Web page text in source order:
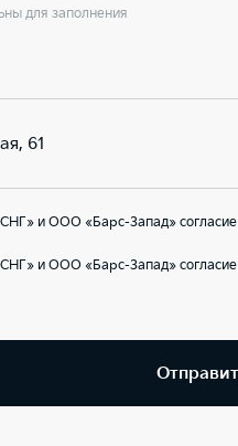
для заполнения
61
и ООО «Барс-Запад» согласие
и ООО «Барс-Запад»